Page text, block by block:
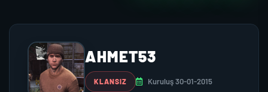
AHMET53
KLANSIZ Kuruluş 30-01-2015